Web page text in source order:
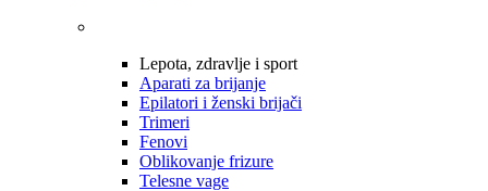
Lepota, zdravlje i sport
Aparati za brijanje
Epilatori i ženski brijači
Trimeri
Fenovi
Oblikovanje frizure
Telesne vage